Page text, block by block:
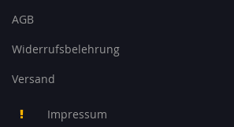
AGB
Widerrufsbelehrung
Versand
Impressum